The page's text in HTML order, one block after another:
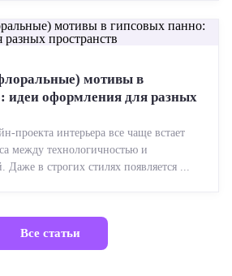
мотивы в
идеи оформления для разных
проекта интерьера все чаще встает
между технологичностью и
Даже в строгих стилях появляется ...
Все статьи